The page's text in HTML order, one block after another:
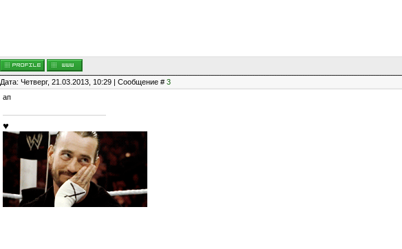
Дата: Четверг, 21.03.2013, 10:29 | Сообщение # 3
ап
♥